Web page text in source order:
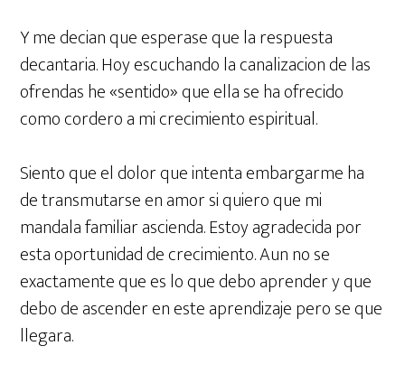
Y me decian que esperase que la respuesta
decantaria. Hoy escuchando la canalizacion de las
ofrendas he «sentido» que ella se ha ofrecido
como cordero a mi crecimiento espiritual.
Siento que el dolor que intenta embargarme ha
de transmutarse en amor si quiero que mi
mandala familiar ascienda. Estoy agradecida por
esta oportunidad de crecimiento. Aun no se
exactamente que es lo que debo aprender y que
debo de ascender en este aprendizaje pero se que
llegara.